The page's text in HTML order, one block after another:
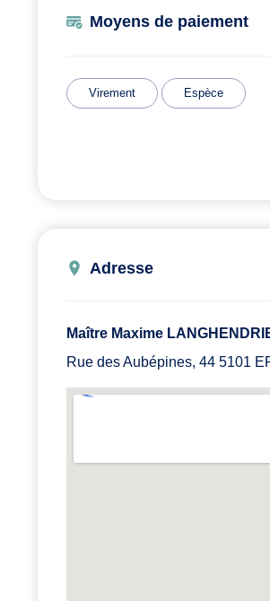
Moyens de paiement
Virement Espèce
Adresse
Maître Maxime
Rue des Aubépines, 44 5101